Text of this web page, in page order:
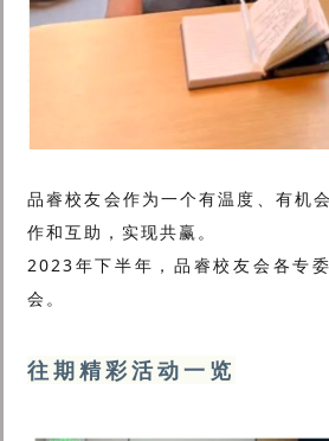
品睿校友会作为一个有温度、有机
作和互助，实现共赢。
2023年下半年，品睿校友会各专
会。
往期精彩活动一览